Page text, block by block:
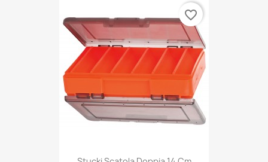
favorite_border